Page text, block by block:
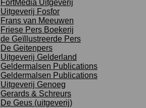
FortMedia Uitgeverij
Uitgeverij Fosfor
Frans van Meeuwen
Friese Pers Boekerij
de Geïllustreerde Pers
De Geitenpers
Uitgeverij Gelderland
Geldermalsen Publications
Geldermalsen Publications
Uitgeverij Genoeg
Gerards & Schreurs
De Geus (uitgeverij)